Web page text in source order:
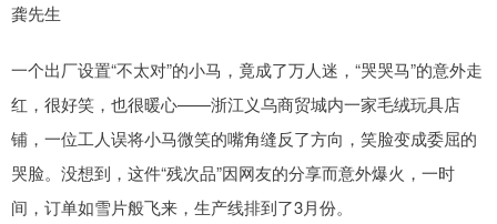
龚先生
一个出厂设置“不太对”的小马，竟成了万人迷，“哭哭马”的意外走
红，很好笑，也很暖心——浙江义乌商贸城内一家毛绒玩具店
铺，一位工人误将小马微笑的嘴角缝反了方向，笑脸变成委屈的
哭脸。没想到，这件“残次品”因网友的分享而意外爆火，一时
间，订单如雪片般飞来，生产线排到了3月份。